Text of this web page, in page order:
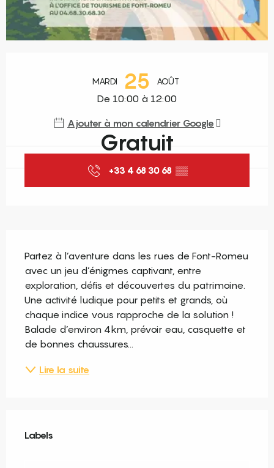
MARDI 25 AOÛT
De 10:00 à 12:00
Ajouter à mon calendrier Google
Gratuit
+33 4 68 30 68 ▒▒
Partez à l’aventure dans les rues de Font-Romeu
avec un jeu d’énigmes captivant, entre
exploration, défis et découvertes du patrimoine.
Une activité ludique pour petits et grands, où
chaque indice vous rapproche de la solution !
Balade d’environ 4km, prévoir eau, casquette et
de bonnes chaussures...
Lire la suite
Labels
Labels